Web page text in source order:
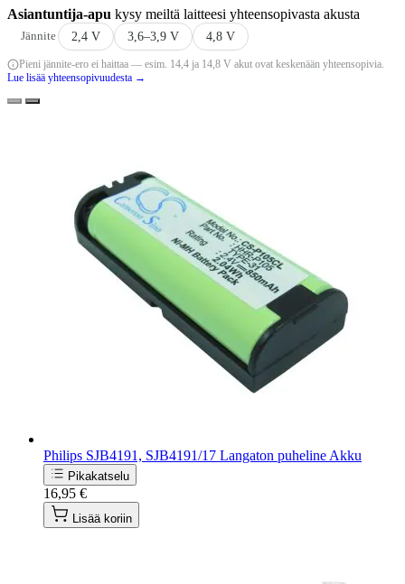
Asiantuntija-apu kysy meiltä laitteesi yhteensopivasta akusta
Jännite 2,4 V 3,6–3,9 V 4,8 V
Pieni jännite-ero ei haittaa — esim. 14,4 ja 14,8 V akut ovat keskenään yhteensopivia.
Lue lisää yhteensopivuudesta →
Philips SJB4191, SJB4191/17 Langaton puheline Akku
Pikakatselu
16,95 €
Lisää koriin